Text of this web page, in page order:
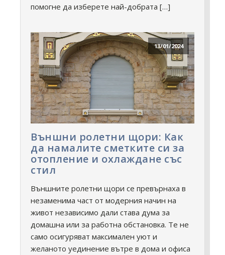
помогне да изберете най-добрата […]
13/01/2024
Външни ролетни щори: Как
да намалите сметките си за
отопление и охлаждане със
стил
Външните ролетни щори се превърнаха в
незаменима част от модерния начин на
живот независимо дали става дума за
домашна или за работна обстановка. Те не
само осигуряват максимален уют и
желаното уединение вътре в дома и офиса